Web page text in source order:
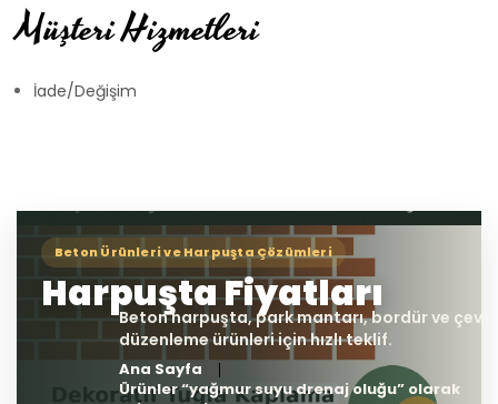
Müşteri Hizmetleri
İade/Değişim
Ana Sayfa
Ürünler “yağmur suyu drenaj oluğu” olarak